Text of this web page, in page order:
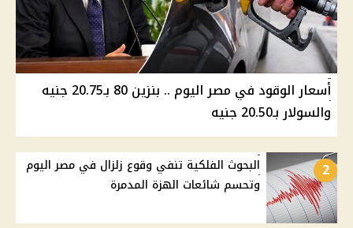
أسعار الوقود في مصر اليوم .. بنزين 80 بـ20.75 جنيه
والسولار بـ20.50 جنيه
2
البحوث الفلكية تنفي وقوع زلزال في مصر اليوم
وتحسم شائعات الهزة المدمرة